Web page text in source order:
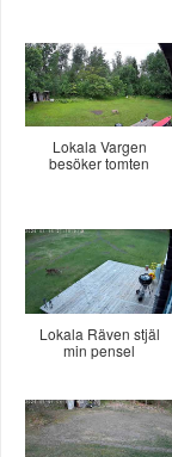
Lokala Vargen
besöker tomten
Lokala Räven stjäl
min pensel